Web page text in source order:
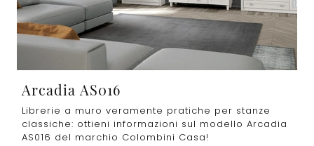
Arcadia AS016
Librerie a muro veramente pratiche per stanze
classiche: ottieni informazioni sul modello Arcadia
AS016 del marchio Colombini Casa!